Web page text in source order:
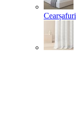
Cearșafuri